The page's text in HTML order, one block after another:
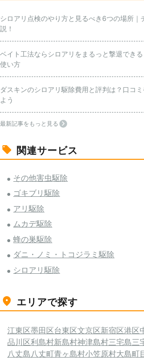
シロアリ点検のやり方と見るべき6つの場所｜
説！
ベイト工法ならシロアリをまるっと撃退でき
使い方
ダスキンのシロアリ駆除費用と評判は？口コ
よう
最新記事をもっと見る
関連サービス
その他害虫駆除
ゴキブリ駆除
アリ駆除
ムカデ駆除
蜂の巣駆除
ダニ・ノミ・トコジラミ駆除
シロアリ駆除
エリアで探す
江東区墨田区台東区文京区新宿区港区
品川区利島村新島村神津島村三宅島三
八丈島八丈町青ヶ島村小笠原村大島町